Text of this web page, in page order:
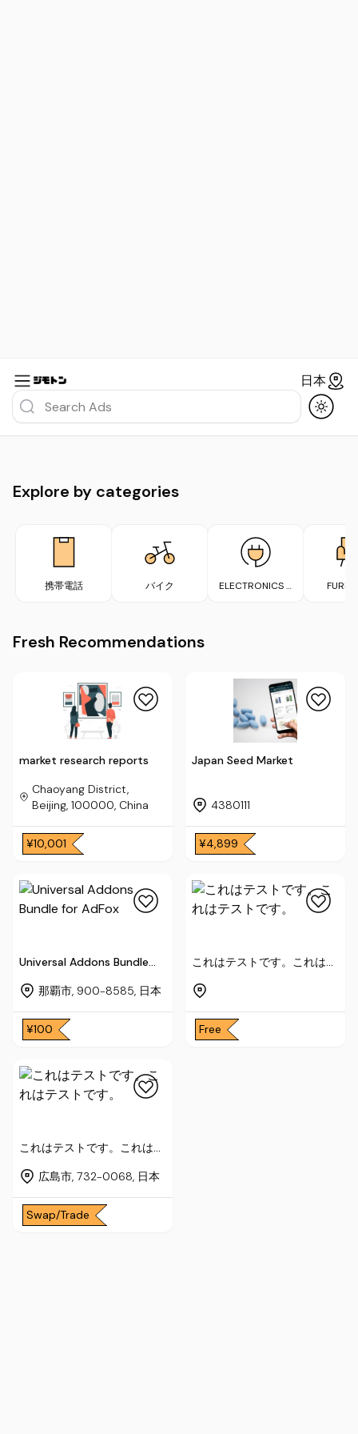
日本
Explore by categories
携帯電話 バイク
ELECTRONICS &
Fresh Recommendations
market research reports
Chaoyang District,
Beijing, 100000, China
¥10,001
Japan Seed Market
4380111
¥4,899
Universal Addons Bundle
那覇市, 900-8585, 日本
¥100
これはテストです。これはテ
Free
これはテストです。これはテ
広島市, 732-0068, 日本
Swap/Trade